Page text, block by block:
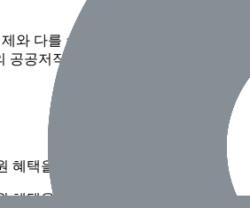
와 다를 수 있어요. 전화로 확인 후 방
공저작물을 이용한 정보입니다.)
혜택을 받아보세요
혜택을 받아보세요